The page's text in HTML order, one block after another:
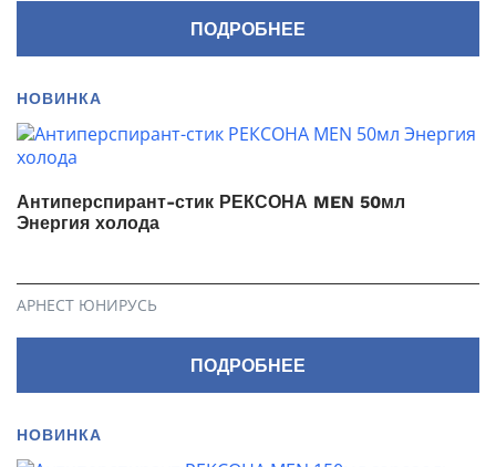
ПОДРОБНЕЕ
НОВИНКА
Антиперспирант-стик РЕКСОНА MEN 50мл
Энергия холода
АРНЕСТ ЮНИРУСЬ
ПОДРОБНЕЕ
НОВИНКА